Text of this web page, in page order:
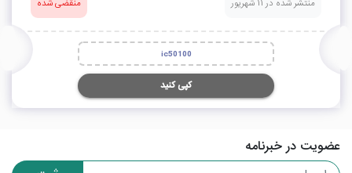
منتشر شده در 11 شهریور منقضی شده
ic50100
کپی کنید
عضویت در خبرنامه